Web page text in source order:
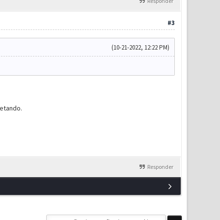
#3
(10-21-2022, 12:22 PM)
Responder